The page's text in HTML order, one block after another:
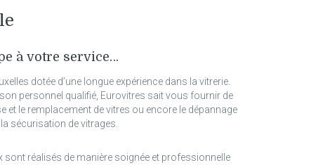
à votre service…
dotée d’une longue expérience dans la vitrerie.
personnel qualifié, Eurovitres sait vous fournir de
le remplacement de vitres ou encore le dépannage
sécurisation de vitrages.
sont réalisés de manière soignée et professionnelle